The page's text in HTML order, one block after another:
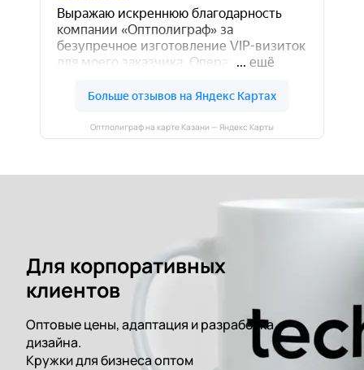
Оптполиграф на карте Казани — Яндекс Карты
Для корпоративных
клиентов
Оптовые цены, адаптация и разработка
дизайна.
Кружки для бизнеса оптом